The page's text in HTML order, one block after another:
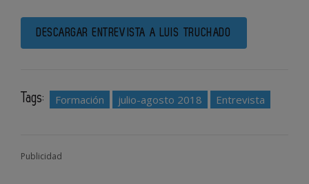
DESCARGAR ENTREVISTA A LUIS TRUCHADO
Tags: Formación julio-agosto 2018 Entrevista
Publicidad